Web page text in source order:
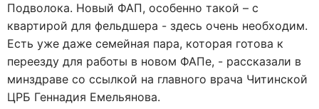
Подволока. Новый ФАП, особенно такой – с
квартирой для фельдшера - здесь очень необходим.
Есть уже даже семейная пара, которая готова к
переезду для работы в новом ФАПе, - рассказали в
минздраве со ссылкой на главного врача Читинской
ЦРБ Геннадия Емельянова.